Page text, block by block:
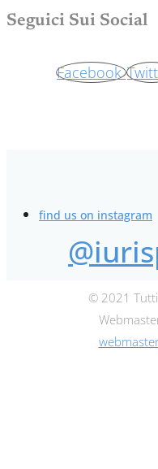
Seguici Sui Social
Facebook
find us on instagram
© 2021